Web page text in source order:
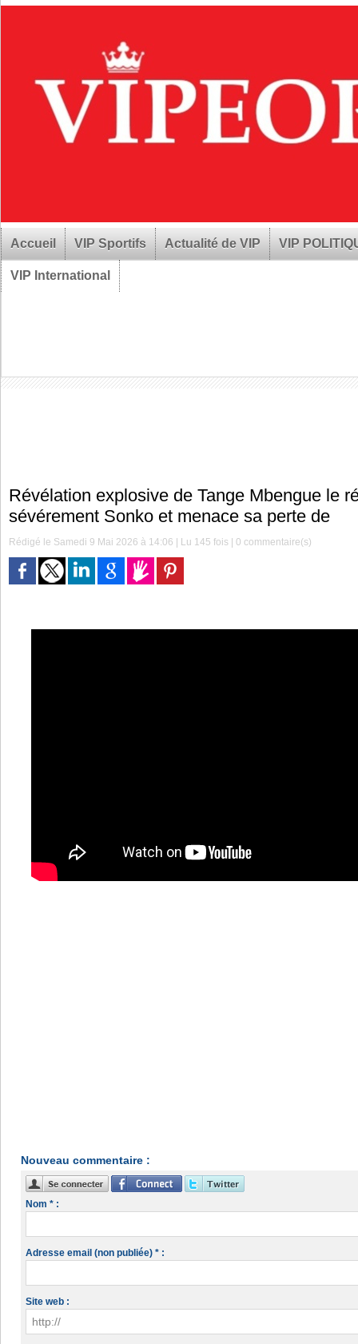
Accueil VIP Sportifs Actualité de VIP VIP
VIP International
Révélation explosive de Tange Mbengue le
sévérement Sonko et menace sa perte de
Rédigé le Samedi 9 Mai 2026 à 14:06 | Lu 145 fois |0 commentaire(s)
Nouveau commentaire :
Nom * :
Adresse email (non publiée) * :
Site web :